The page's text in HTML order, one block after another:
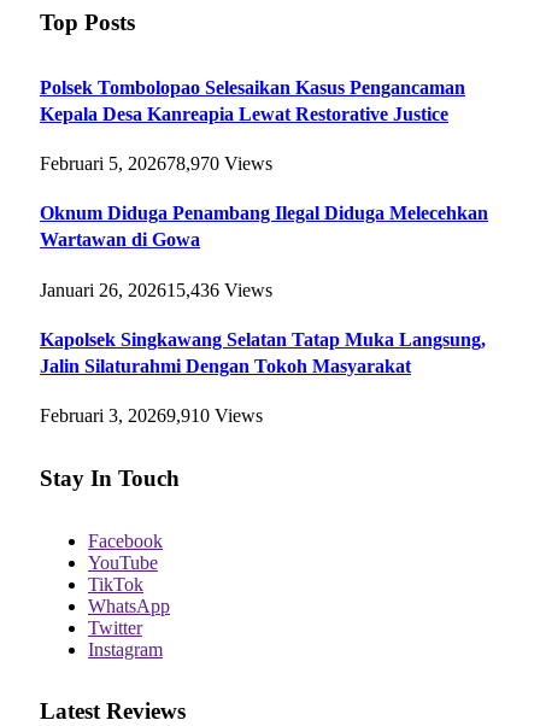
Top Posts
Polsek Tombolopao Selesaikan Kasus Pengancaman
Kepala Desa Kanreapia Lewat Restorative Justice
Februari 5, 202678,970 Views
Oknum Diduga Penambang Ilegal Diduga Melecehkan
Wartawan di Gowa
Januari 26, 202615,436 Views
Kapolsek Singkawang Selatan Tatap Muka Langsung,
Jalin Silaturahmi Dengan Tokoh Masyarakat
Februari 3, 20269,910 Views
Stay In Touch
Facebook
YouTube
TikTok
WhatsApp
Twitter
Instagram
Latest Reviews